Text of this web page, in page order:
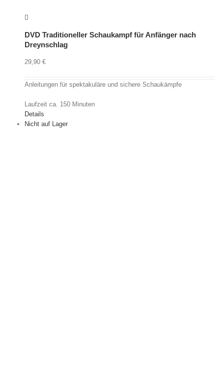
DVD Traditioneller Schaukampf für Anfänger nach
Dreynschlag
29,90 €
Anleitungen für spektakuläre und sichere Schaukämpfe
Laufzeit ca. 150 Minuten
Details
Nicht auf Lager